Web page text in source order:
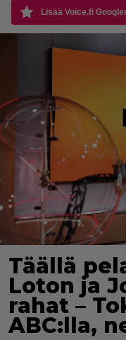
Lisää Voice.fi
Täällä
Loton ja
rahat –
ABC:lla,